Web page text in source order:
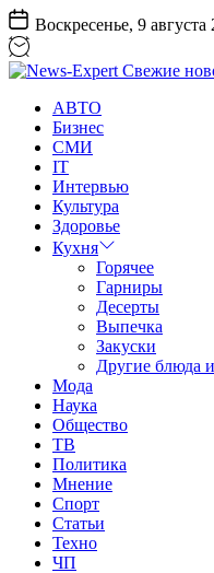
Перейти
к
содержанию
Воскресенье, 9 августа
Expert
Свежие
новости
обзоры.
Последние
известия
АВТО
Бизнес
СМИ
IT
Интервью
Культура
Здоровье
Кухня
Горячее
Гарниры
Десерты
Выпечка
Закуски
Другие блюда
Мода
Наука
Общество
ТВ
Политика
Мнение
Спорт
Статьи
Техно
ЧП